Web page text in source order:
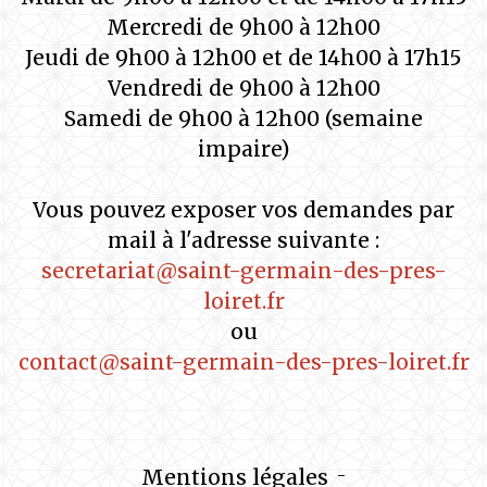
Mercredi de 9h00 à 12h00
Jeudi de 9h00 à 12h00 et de 14h00 à 17h15
Vendredi de 9h00 à 12h00
Samedi de 9h00 à 12h00 (semaine
impaire)
Vous pouvez exposer vos demandes par
mail à l'adresse suivante :
secretariat@saint-germain-des-pres-
loiret.fr
ou
contact@saint-germain-des-pres-loiret.fr
Mentions légales -